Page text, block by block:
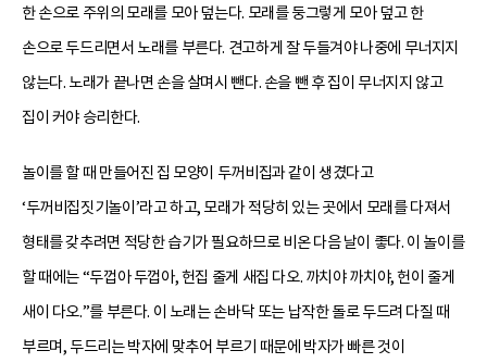
한 손으로 주위의 모래를 모아 덮는다. 모래를 둥그렇게 모아 덮고 한
손으로 두드리면서 노래를 부른다. 견고하게 잘 두들겨야 나중에 무너지지
않는다. 노래가 끝나면 손을 살며시 뺀다. 손을 뺀 후 집이 무너지지 않고
집이 커야 승리한다.
놀이를 할 때 만들어진 집 모양이 두꺼비집과 같이 생겼다고
‘두꺼비집짓기놀이’라고 하고, 모래가 적당히 있는 곳에서 모래를 다져서
형태를 갖추려면 적당한 습기가 필요하므로 비온 다음 날이 좋다. 이 놀이를
할 때에는 “두껍아 두껍아, 헌집 줄게 새집 다오. 까치야 까치야, 헌이 줄게
새이 다오.”를 부른다. 이 노래는 손바닥 또는 납작한 돌로 두드려 다질 때
부르며, 두드리는 박자에 맞추어 부르기 때문에 박자가 빠른 것이